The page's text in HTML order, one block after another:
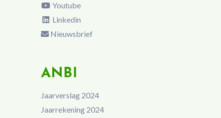
Youtube
Linkedin
Nieuwsbrief
ANBI
Jaarverslag 2024
Jaarrekening 2024